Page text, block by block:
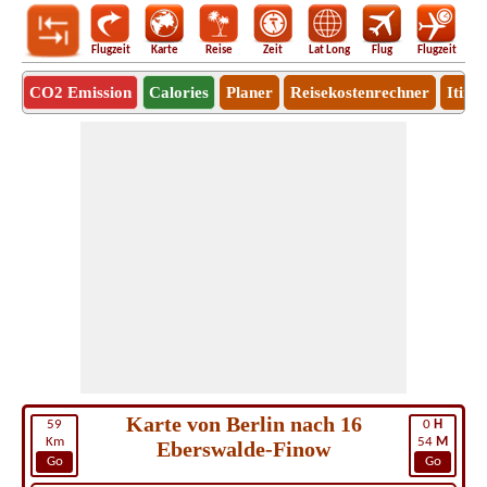
Flugzeit Karte Reise Zeit Lat Long Flug Flugzeit
CO2 Emission Calories Planer Reisekostenrechner
59
Km
Go
0 H
54 M
Go
Karte von Berlin nach 16
Eberswalde-Finow